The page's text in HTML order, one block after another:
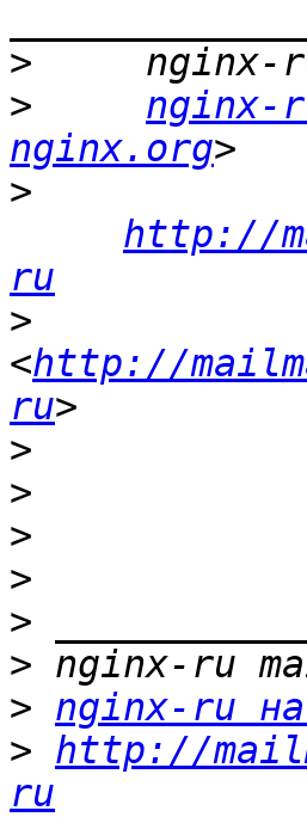
>
>
nginx-
nginx.org
>
http://
ru
>
<http://
ru
>
>
>
>
>
>
> nginx-ru
> http://
ru